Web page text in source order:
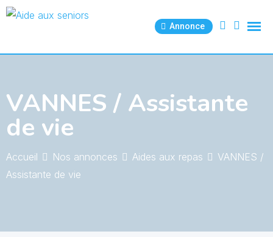
Skip
Annonce
VANNES / Assistante
de vie
Accueil Nos annonces Aides aux repas
VANNES /
Assistante de vie